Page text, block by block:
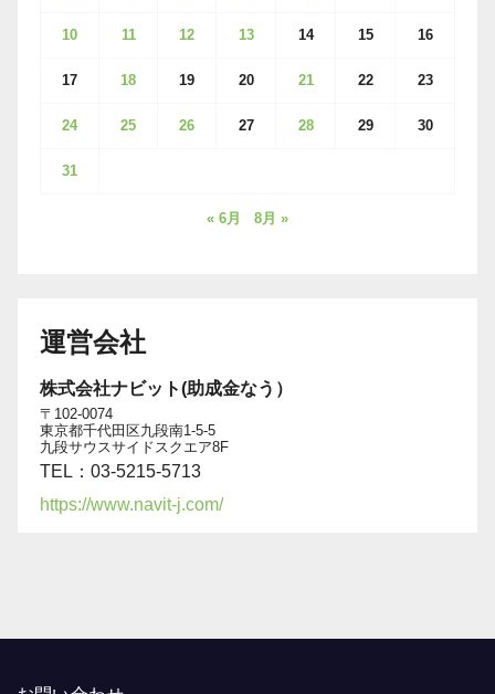
10 11 12 13 14 15 16
17 18 19 20 21 22 23
24 25 26 27 28 29 30
31
« 6月 8月 »
運営会社
株式会社ナビット(助成金なう）
〒102-0074
東京都千代田区九段南1-5-5
九段サウスサイドスクエア8F
TEL：03-5215-5713
https://www.navit-j.com/